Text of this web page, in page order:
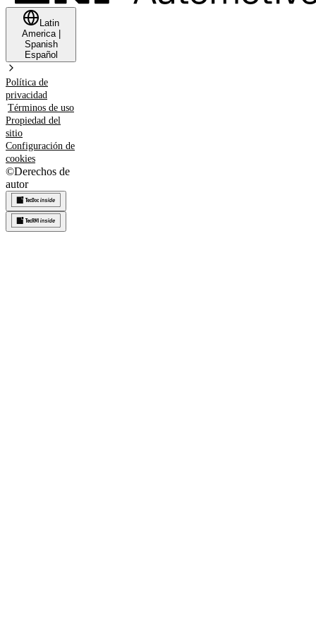
Latin
America|
Spanish
Español
Política de
privacidad
Términos de uso
Propiedad del
sitio
Configuración de
cookies
©Derechos de
autor